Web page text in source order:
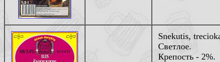
Snekutis,
Светлое.
Крепость - 2%.